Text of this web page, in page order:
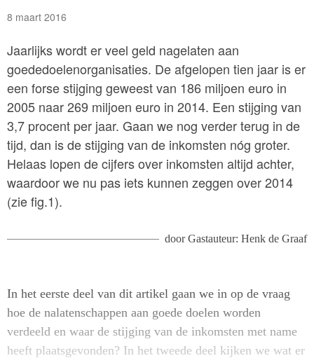
8 maart 2016
Jaarlijks wordt er veel geld nagelaten aan
goededoelenorganisaties. De afgelopen tien jaar is er
een forse stijging geweest van 186 miljoen euro in
2005 naar 269 miljoen euro in 2014. Een stijging van
3,7 procent per jaar. Gaan we nog verder terug in de
tijd, dan is de stijging van de inkomsten nóg groter.
Helaas lopen de cijfers over inkomsten altijd achter,
waardoor we nu pas iets kunnen zeggen over 2014
(zie fig.1).
doorGastauteur: Henk de Graaf
In het eerste deel van dit artikel gaan we in op de vraag
hoe de nalatenschappen aan goede doelen worden
verdeeld en waar de stijging van de inkomsten met name
heeft plaatsgevonden? In het tweede deel kijken we wat er